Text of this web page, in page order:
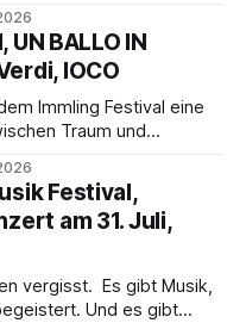
den Wiener
zweite Akt jedoch
BALLO IN
IOCO
Immling Festival eine
Traum und
getragen von
einer musikalisch
Festival,
am 31. Juli,
Es gibt Musik,
Und es gibt